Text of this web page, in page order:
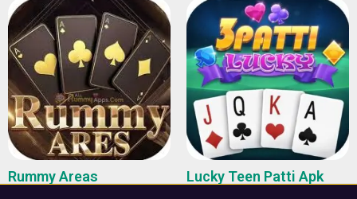
Rummy Areas Lucky Teen Patti Apk